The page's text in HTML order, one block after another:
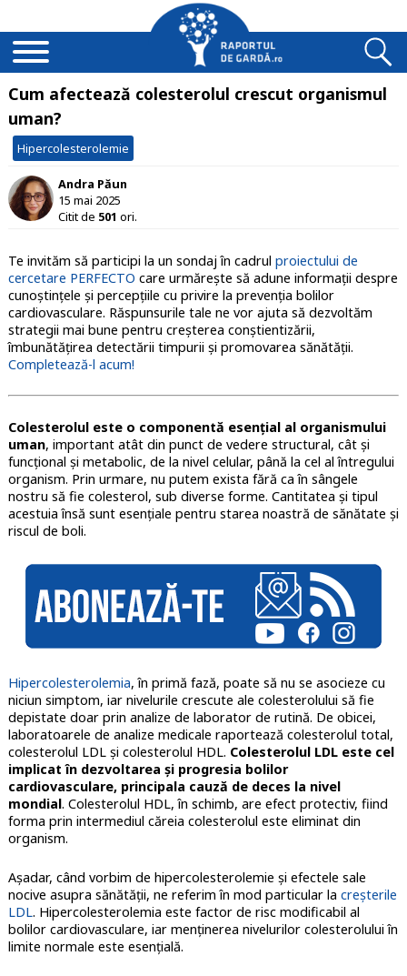
Cum afectează colesterolul crescut organismul
uman?
Hipercolesterolemie
Andra Păun
15 mai 2025
Citit de 501 ori.
Te invităm să participi la un sondaj în cadrul proiectului de
cercetare PERFECTO care urmărește să adune informații despre
cunoștințele și percepțiile cu privire la prevenția bolilor
cardiovasculare. Răspunsurile tale ne vor ajuta să dezvoltăm
strategii mai bune pentru creșterea conștientizării,
îmbunătățirea detectării timpurii și promovarea sănătății.
Completează-l acum!
Colesterolul este o componentă esenţial al organismului
uman, important atât din punct de vedere structural, cât şi
funcţional şi metabolic, de la nivel celular, până la cel al întregului
organism. Prin urmare, nu putem exista fără ca în sângele
nostru să fie colesterol, sub diverse forme. Cantitatea şi tipul
acestuia însă sunt esenţiale pentru starea noastră de sănătate şi
riscul de boli.
Hipercolesterolemia, în primă fază, poate să nu se asocieze cu
niciun simptom, iar nivelurile crescute ale colesterolului să fie
depistate doar prin analize de laborator de rutină. De obicei,
laboratoarele de analize medicale raportează colesterolul total,
colesterolul LDL şi colesterolul HDL. Colesterolul LDL este cel
implicat în dezvoltarea şi progresia bolilor
cardiovasculare, principala cauză de deces la nivel
mondial. Colesterolul HDL, în schimb, are efect protectiv, fiind
forma prin intermediul căreia colesterolul este eliminat din
organism.
Aşadar, când vorbim de hipercolesterolemie şi efectele sale
nocive asupra sănătăţii, ne referim în mod particular la creşterile
LDL. Hipercolesterolemia este factor de risc modificabil al
bolilor cardiovasculare, iar menţinerea nivelurilor colesterolului în
limite normale este esenţială.